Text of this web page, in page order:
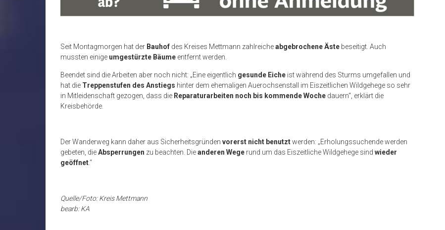
Seit Montagmorgen hat der Bauhof des Kreises Mettmann zahlreicheabgebrochene Äste beseitigt. Auch
mussten einige umgestürzte Bäume entfernt werden.
Beendet sind die Arbeiten aber noch nicht: „Eine eigentlich gesunde Eiche ist während des Sturms umgefallen und
hat die Treppenstufen des Anstiegs hinter dem ehemaligen Auerochsenstall im Eiszeitlichen Wildgehege so sehr
in Mitleidenschaft gezogen, dass die Reparaturarbeiten noch bis kommende Woche dauern“, erklärt die
Kreisbehörde.
Der Wanderweg kann daher aus Sicherheitsgründen vorerst nicht benutztwerden: „Erholungssuchende werden
gebeten, dieAbsperrungen zu beachten. Dieanderen Wege rund um das Eiszeitliche Wildgehege sind wieder
geöffnet.“
Quelle/Foto: Kreis Mettmann
bearb: KA